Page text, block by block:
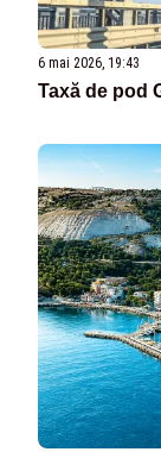
6 mai 2026, 19:43
Taxă de pod